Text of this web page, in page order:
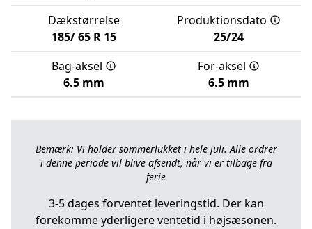
Dækstørrelse
185/ 65 R 15
Produktionsdato
25/24
Bag-aksel
6.5 mm
For-aksel
6.5 mm
Bemærk: Vi holder sommerlukket i hele juli. Alle ordrer
i denne periode vil blive afsendt, når vi er tilbage fra
ferie
3-5 dages forventet leveringstid. Der kan
forekomme yderligere ventetid i højsæsonen.